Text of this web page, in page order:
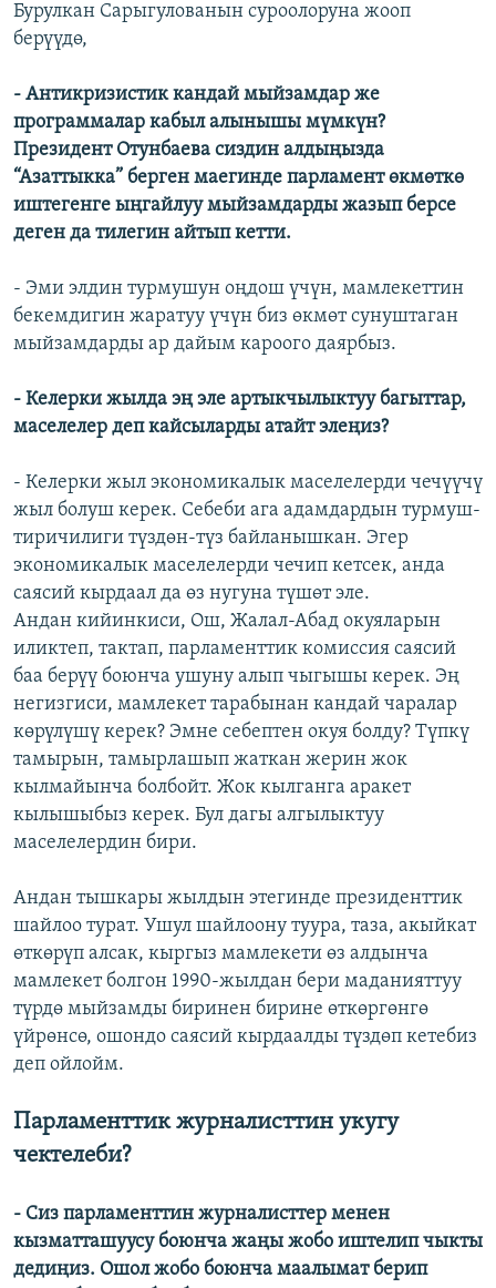
Бурулкан Сарыгулованын суроолоруна жооп
берүүдө,
- Антикризистик кандай мыйзамдар же
программалар кабыл алынышы мүмкүн?
Президент Отунбаева сиздин алдыңызда
“Азаттыкка” берген маегинде парламент өкмөткө
иштегенге ыңгайлуу мыйзамдарды жазып берсе
деген да тилегин айтып кетти.
- Эми элдин турмушун оңдош үчүн, мамлекеттин
бекемдигин жаратуу үчүн биз өкмөт сунуштаган
мыйзамдарды ар дайым кароого даярбыз.
- Келерки жылда эң эле артыкчылыктуу багыттар,
маселелер деп кайсыларды атайт элеңиз?
- Келерки жыл экономикалык маселелерди чечүүчү
жыл болуш керек. Себеби ага адамдардын турмуш-
тиричилиги түздөн-түз байланышкан. Эгер
экономикалык маселелерди чечип кетсек, анда
саясий кырдаал да өз нугуна түшөт эле.
Андан кийинкиси, Ош, Жалал-Абад окуяларын
иликтеп, тактап, парламенттик комиссия саясий
баа берүү боюнча ушуну алып чыгышы керек. Эң
негизгиси, мамлекет тарабынан кандай чаралар
көрүлүшү керек? Эмне себептен окуя болду? Түпкү
тамырын, тамырлашып жаткан жерин жок
кылмайынча болбойт. Жок кылганга аракет
кылышыбыз керек. Бул дагы алгылыктуу
маселелердин бири.
Андан тышкары жылдын этегинде президенттик
шайлоо турат. Ушул шайлоону туура, таза, акыйкат
өткөрүп алсак, кыргыз мамлекети өз алдынча
мамлекет болгон 1990-жылдан бери маданияттуу
түрдө мыйзамды биринен бирине өткөргөнгө
үйрөнсө, ошондо саясий кырдаалды түздөп кетебиз
деп ойлойм.
Парламенттик журналисттин укугу
чектелеби?
- Сиз парламенттин журналисттер менен
кызматташуусу боюнча жаңы жобо иштелип чыкты
дедиңиз. Ошол жобо боюнча маалымат берип